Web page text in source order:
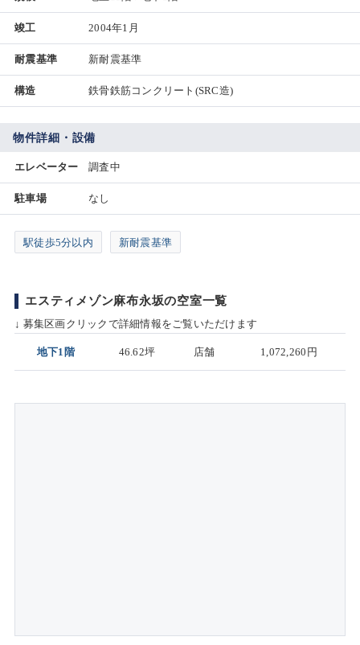
竣工 2004年1月
耐震基準 新耐震基準
構造 鉄骨鉄筋コンクリート(SRC造)
物件詳細・設備
エレベーター 調査中
駐車場 なし
駅徒歩5分以内 新耐震基準
エスティメゾン麻布永坂の空室一覧
↓ 募集区画クリックで詳細情報をご覧いただけます
地下1階 46.62坪 店舗 1,072,260円